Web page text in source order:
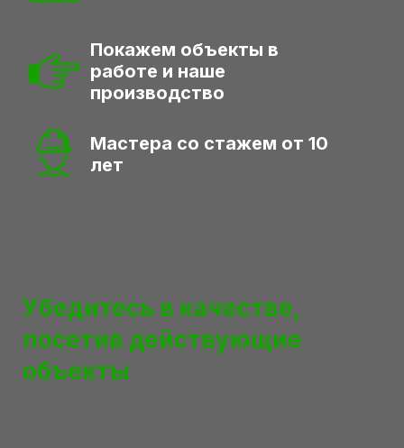
Покажем объекты в
работе и наше
производство
Мастера со стажем от 10
лет
Убедитесь в качестве,
посетив действующие
объекты